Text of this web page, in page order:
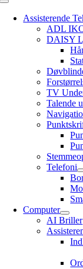
Toggle
NavigationAssisterende
ADL
DAISY
TV
Talende
Telefoni
Computer
AI Briller